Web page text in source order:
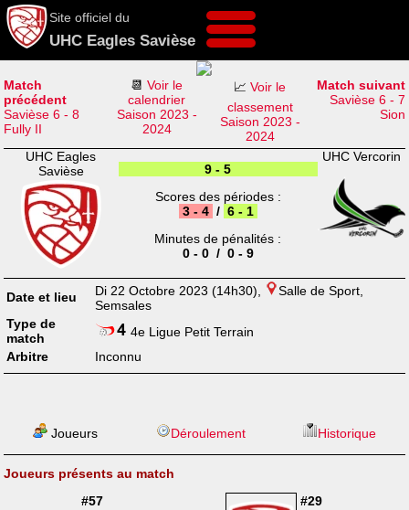
Site officiel du
UHC Eagles Savièse
Match
précédent
Savièse 6 - 8
Fully II
📆Voir le
calendrier
Saison 2023 -
2024
📈Voir le
classement
Saison 2023 -
2024
Match suivant
Savièse 6 - 7
Sion
UHC Eagles
Savièse
9 - 5
Scores des périodes :
3 - 4 / 6 - 1
Minutes de pénalités :
0 - 0 / 0 - 9
UHC Vercorin
Date et lieu Di 22 Octobre 2023 (14h30),
Salle de Sport,
Semsales
Type de
match
4e Ligue Petit Terrain
Arbitre
Inconnu
Joueurs Déroulement Historique
Joueurs présents au match
#57
#29